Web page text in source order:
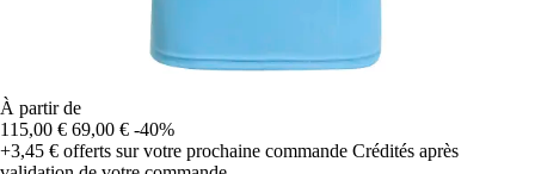
À partir de
115,00 € 69,00 € -40%
+3,45 € offerts sur votre prochaine commande Crédités après